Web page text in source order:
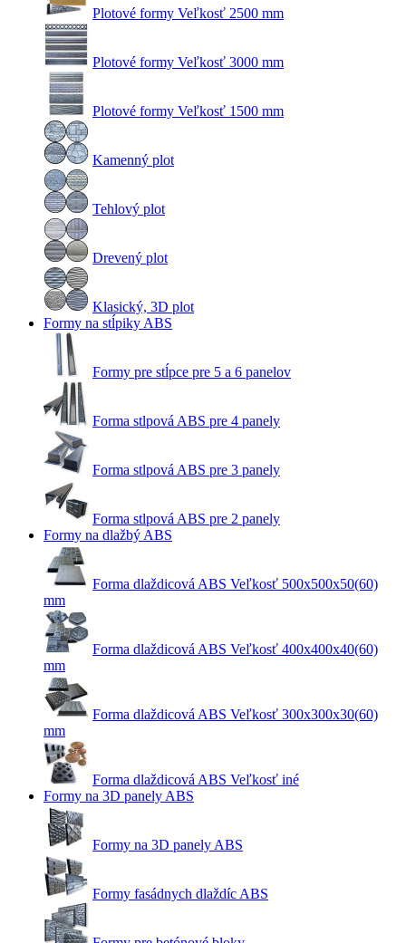
Plotové formy Veľkosť 2500 mm
Plotové formy Veľkosť 3000 mm
Plotové formy Veľkosť 1500 mm
Kamenný plot
Tehlový plot
Drevený plot
Klasický, 3D plot
Formy na stĺpiky ABS
Formy pre stĺpce pre 5 a 6 panelov
Forma stlpová ABS pre 4 panely
Forma stlpová ABS pre 3 panely
Forma stlpová ABS pre 2 panely
Formy na dlažbý ABS
Forma dlaždicová ABS Veľkosť 500x500x50(60)
mm
Forma dlaždicová ABS Veľkosť 400x400x40(60)
mm
Forma dlaždicová ABS Veľkosť 300x300x30(60)
mm
Forma dlaždicová ABS Veľkosť iné
Formy na 3D panely ABS
Formy na 3D panely ABS
Formy fasádnych dlaždíc ABS